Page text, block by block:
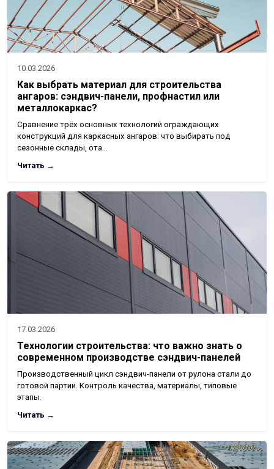
10.03.2026
Как выбрать материал для строительства
ангаров: сэндвич-панели, профнастил или
металлокаркас?
Сравнение трёх основных технологий ограждающих
конструкций для каркасных ангаров: что выбирать под
сезонные склады, ота…
Читать →
17.03.2026
Технологии строительства: что важно знать о
современном производстве сэндвич-панелей
Производственный цикл сэндвич-панели от рулона стали до
готовой партии. Контроль качества, материалы, типовые
этапы.
Читать →